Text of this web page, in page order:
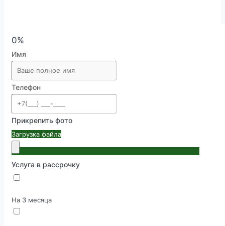
0%
Имя
Телефон
Прикрепить фото
Загрузка файла
Услуга в рассрочку
На 3 месяца